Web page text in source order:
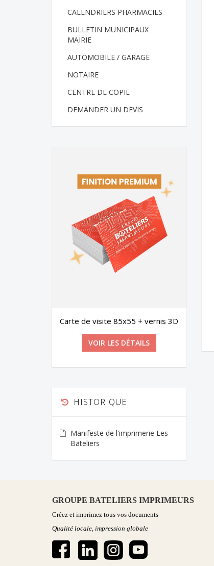
CALENDRIERS PHARMACIES
BULLETIN MUNICIPAUX
MAIRIE
AUTOMOBILE / GARAGE
NOTAIRE
CENTRE DE COPIE
DEMANDER UN DEVIS
Carte de visite 85x55 + vernis 3D
VOIR LES DÉTAILS
HISTORIQUE
Manifeste de l'imprimerie Les
Bateliers
GROUPE BATELIERS IMPRIMEURS
Créez et imprimez tous vos documents
Qualité locale, impression globale